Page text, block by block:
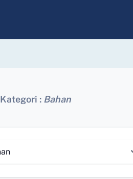
Kategori : Bahan